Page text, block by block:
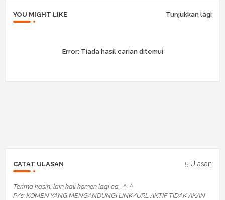
YOU MIGHT LIKE Tunjukkan lagi
Error:Tiada hasil carian ditemui
CATAT ULASAN 5 Ulasan
Terima kasih, lain kali komen lagi ea... ^_^
P/s: KOMEN YANG MENGANDUNGI LINK/URL AKTIF TIDAK AKAN